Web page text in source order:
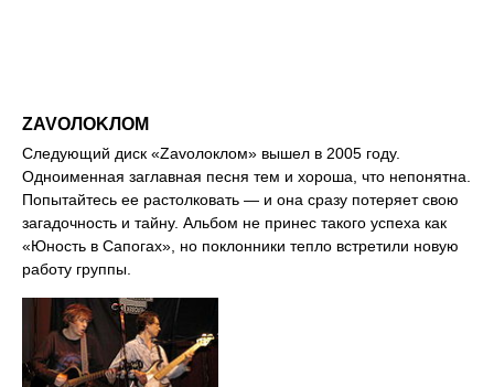
ZAVOЛOKЛOM
Следующий диск «Zavолоклом» вышел в 2005 году.
Одноименная заглавная песня тем и хороша, что непонятна.
Попытайтесь ее растолковать — и она сразу потеряет свою
загадочность и тайну. Альбом не принес такого успеха как
«Юность в Сапогах», но поклонники тепло встретили новую
работу группы.